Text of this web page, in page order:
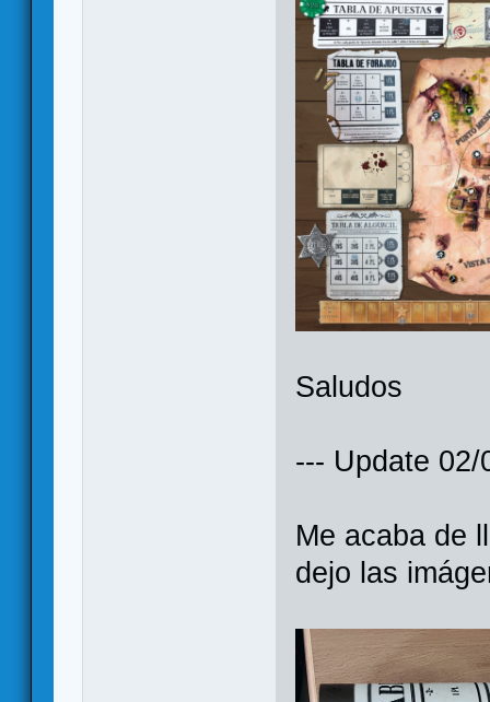
Saludos
--- Update 02/
Me acaba de
dejo las